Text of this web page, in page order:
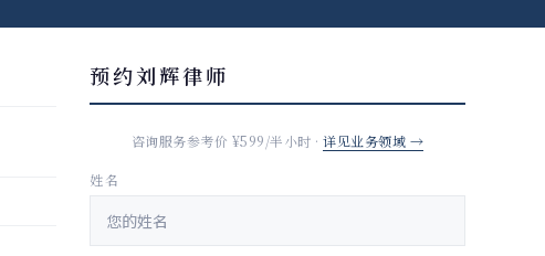
预约刘辉律师
咨询服务参考价 ¥599/半小时 ·详见业务领域 →
姓名